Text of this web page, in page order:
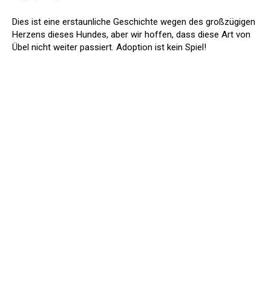
Dies ist eine erstaunliche Geschichte wegen des großzügigen
Herzens dieses Hundes, aber wir hoffen, dass diese Art von
Übel nicht weiter passiert. Adoption ist kein Spiel!